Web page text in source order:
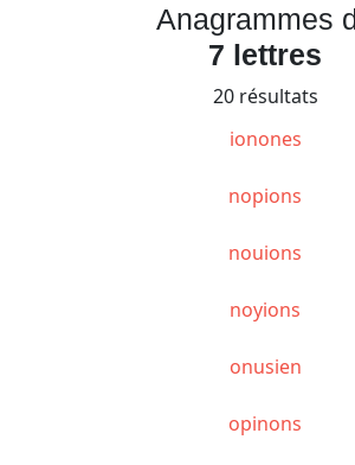
Anagrammes
7 lettres
20 résultats
ionones
nopions
nouions
noyions
onusien
opinons